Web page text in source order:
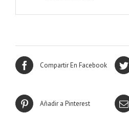
Compartir En Facebook
Añadir a Pinterest